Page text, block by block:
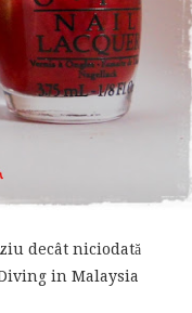
decât niciodată
in Malaysia